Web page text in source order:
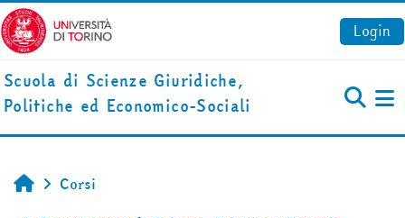
Vai al contenuto principale
Login
Scuola di Scienze Giuridiche,
Politiche ed Economico-Sociali
Home
Corsi